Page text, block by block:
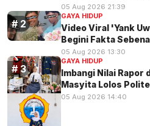
05 Aug 2026 21:39
GAYA HIDUP
Video Viral 'Yank
Begini Fakta
05 Aug 2026 13:30
GAYA HIDUP
Imbangi Nilai Rapor
Masyita Lolos
05 Aug 2026 14:40